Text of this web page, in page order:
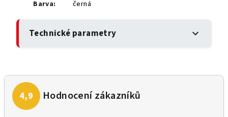
Barva:
černá
Technické parametry expand_more